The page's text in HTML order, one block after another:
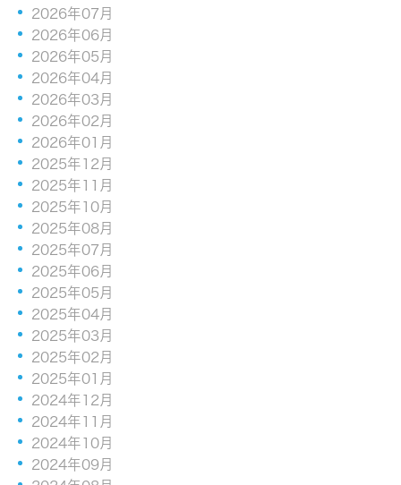
2026年07月
2026年06月
2026年05月
2026年04月
2026年03月
2026年02月
2026年01月
2025年12月
2025年11月
2025年10月
2025年08月
2025年07月
2025年06月
2025年05月
2025年04月
2025年03月
2025年02月
2025年01月
2024年12月
2024年11月
2024年10月
2024年09月